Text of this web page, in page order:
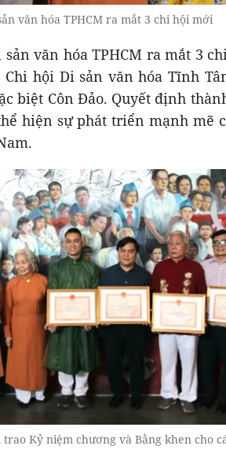
văn hóa TPHCM ra mắt 3 chi hội mới
văn hóa TPHCM ra mắt 3
hội Di sản văn hóa Tĩnh
biệt Côn Đảo. Quyết định
hiện sự phát triển mạnh mẽ
Kỷ niệm chương và Bằng khen cho